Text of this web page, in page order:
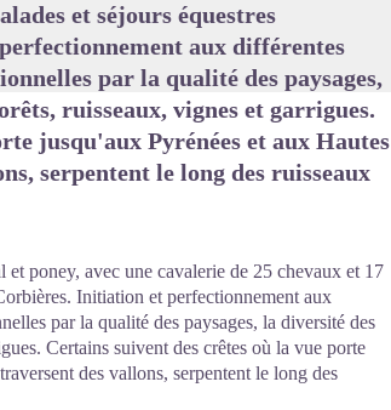
et séjours équestres
aux différentes
par la qualité des paysages,
ruisseaux, vignes et garrigues.
jusqu'aux Pyrénées et aux Hautes
serpentent le long des ruisseaux
et poney, avec une cavalerie de 25 chevaux et 17
Initiation et perfectionnement aux
par la qualité des paysages, la diversité des
Certains suivent des crêtes où la vue porte
des vallons, serpentent le long des